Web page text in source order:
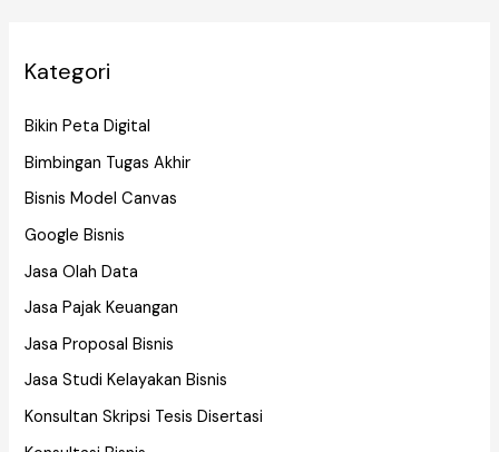
Kategori
Bikin Peta Digital
Bimbingan Tugas Akhir
Bisnis Model Canvas
Google Bisnis
Jasa Olah Data
Jasa Pajak Keuangan
Jasa Proposal Bisnis
Jasa Studi Kelayakan Bisnis
Konsultan Skripsi Tesis Disertasi